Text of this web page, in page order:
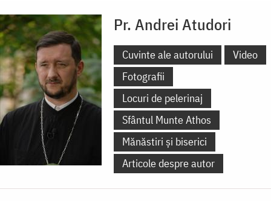
Pr. Andrei Atudori
Cuvinte ale autorului
Video
Fotografii
Locuri de pelerinaj
Sfântul Munte Athos
Mănăstiri și biserici
Articole despre autor